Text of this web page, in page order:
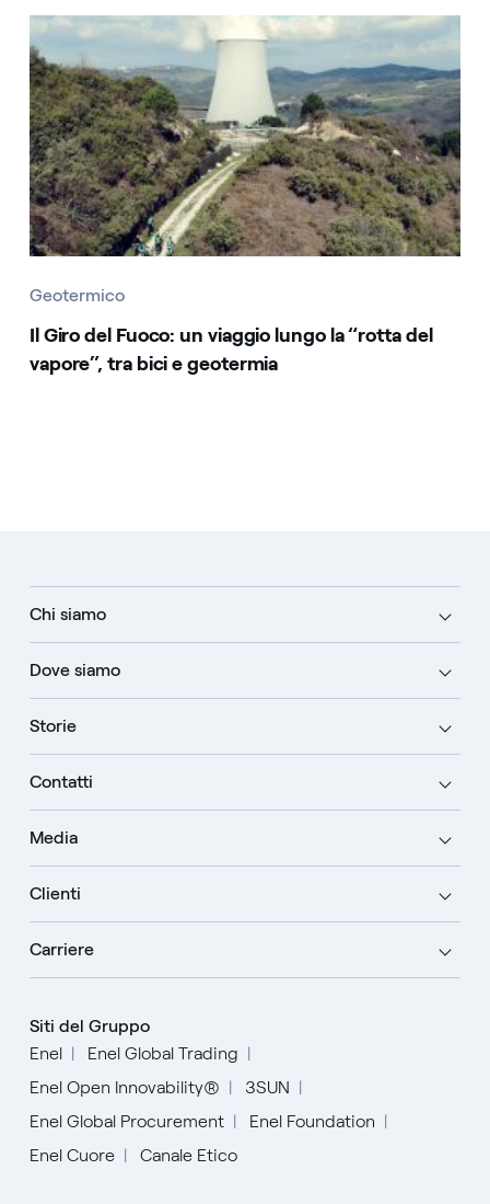
Geotermico
Il Giro del Fuoco: un viaggio lungo la “rotta del
vapore”, tra bici e geotermia
Chi siamo
Dove siamo
Storie
Contatti
Media
Clienti
Carriere
Siti del Gruppo
Enel
Enel Global Trading
Enel Open Innovability®
3SUN
Enel Global Procurement
Enel Foundation
Enel Cuore
Canale Etico